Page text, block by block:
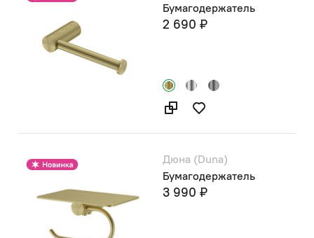
Бумагодержатель
2 690 ₽
Дюна (Duna)
Бумагодержатель
3 990 ₽